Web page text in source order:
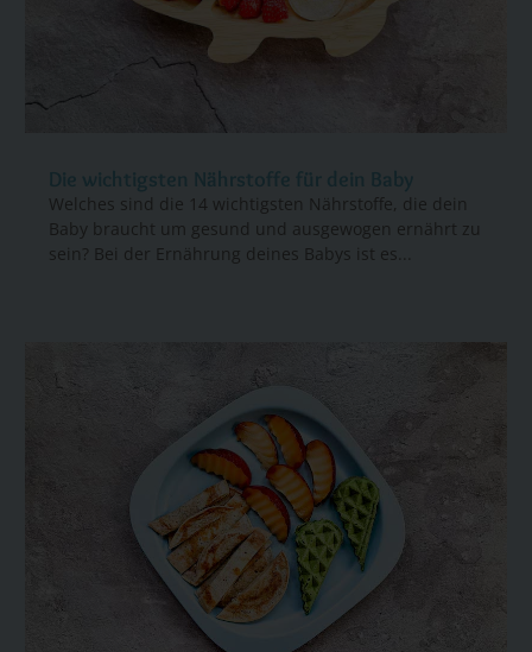
Die wichtigsten Nährstoffe für dein Baby
Welches sind die 14 wichtigsten Nährstoffe, die dein
Baby braucht um gesund und ausgewogen ernährt zu
sein? Bei der Ernährung deines Babys ist es...